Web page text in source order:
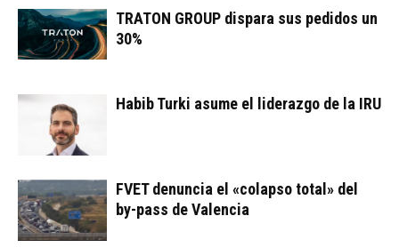
TRATON GROUP dispara sus pedidos un
30%
Habib Turki asume el liderazgo de la IRU
FVET denuncia el «colapso total» del
by-pass de Valencia